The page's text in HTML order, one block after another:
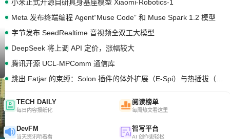
小米正式开源自研具身基座模型 Xiaomi-Robotics-1
Meta 发布终端编程 Agent“Muse Code” 和 Muse Spark 1.2 模型
字节发布 SeedRealtime 音视频全双工大模型
DeepSeek 将上调 API 定价，涨幅较大
腾讯开源 UCL-MPComm 通信库
TECH DAILY
每日内容报纸化
阅读榜单
每周热文看这里
DevFM
当天资讯听着看
智写平台
AI 创作更轻松